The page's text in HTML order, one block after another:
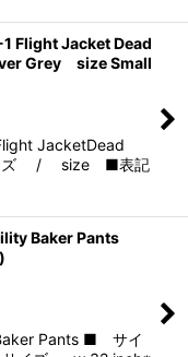
Flight Jacket Dead
Grey size Small
JacketDead
ズ / size ■表記
Baker Pants
Pants ■ サイ